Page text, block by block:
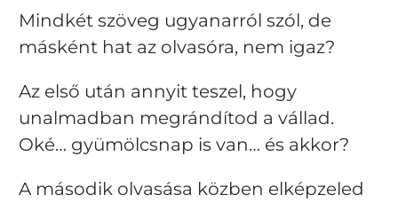
Mindkét szöveg ugyanarról szól, de
másként hat az olvasóra, nem igaz?
Az első után annyit teszel, hogy
unalmadban megrándítod a vállad.
Oké… gyümölcsnap is van… és akkor?
A második olvasása közben elképzeled